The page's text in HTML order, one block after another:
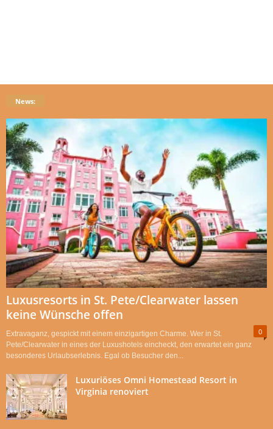
News:
Luxusresorts in St. Pete/Clearwater lassen
keine Wünsche offen
0
Extravaganz, gespickt mit einem einzigartigen Charme. Wer in St.
Pete/Clearwater in eines der Luxushotels eincheckt, den erwartet ein ganz
besonderes Urlaubserlebnis. Egal ob Besucher den...
Luxuriöses Omni Homestead Resort in
Virginia renoviert